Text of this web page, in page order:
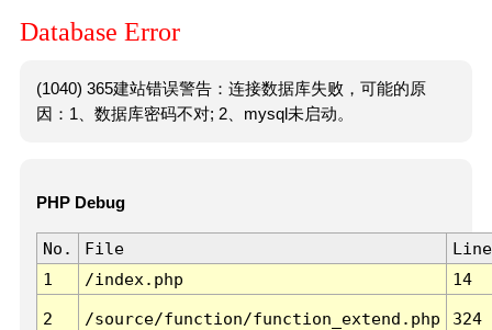
Database Error
(1040) 365建站错误警告：连接数据库失败，可能的原
因：1、数据库密码不对; 2、mysql未启动。
PHP Debug
No. File
Line
1
/index.php 14
2 /source/function/function_extend.php 324